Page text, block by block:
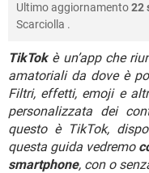
HARDWARE
INSTAGRAM
HARDWARE
iOS
INSTAGRAM
TIKTOK
HARDWARE
COVID-19
iOS
INSTAGRAM
TIKTOK
HARDWARE
GLOSSARIO
COVID-19
INTRATTENIMENTO
iOS
INSTAGRAM
TIKTOK
Ultimo aggiornamento22
Scarciolla .
TikTokè un’app che
amatoriali da dove è
Filtri, effetti, emoji e
personalizzata dei
questo è TikTok,
questa guida vedremo
smartphone, con o